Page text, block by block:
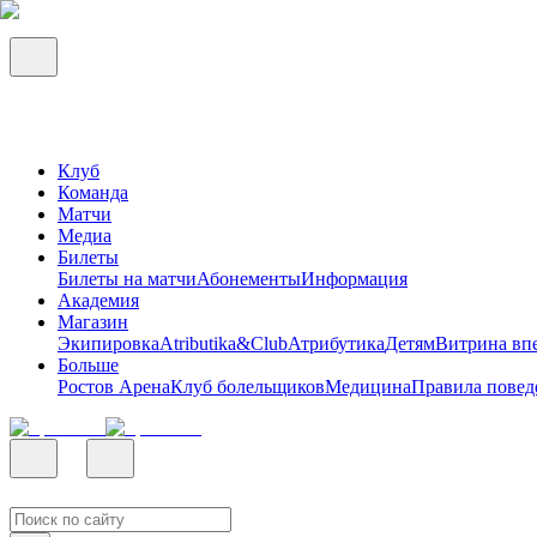
Клуб
Команда
Матчи
Медиа
Билеты
Билеты на матчиАбонементыИнформация
Академия
Магазин
ЭкипировкаAtributika&ClubАтрибутикаДетямВитрина
Больше
Ростов АренаКлуб болельщиковМедицинаПравила